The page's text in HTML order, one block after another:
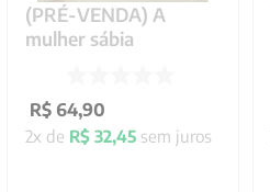
(PRÉ-VENDA) A
mulher sábia
R$ 64,90
2x de R$ 32,45 sem juros